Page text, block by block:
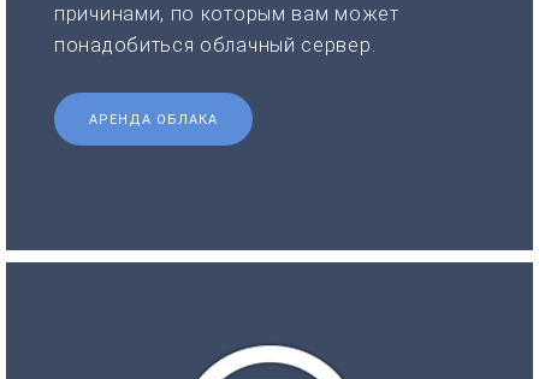
причинами, по которым вам может
понадобиться облачный сервер.
АРЕНДА ОБЛАКА